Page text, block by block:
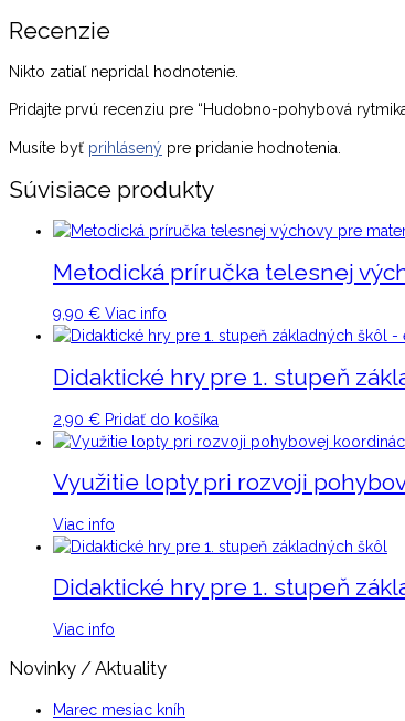
Recenzie
Nikto zatiaľ nepridal hodnotenie.
Pridajte prvú recenziu pre “Hudobno-pohybová
Musíte byť prihlásený pre pridanie hodnotenia.
Súvisiace produkty
Metodická príručka telesnej
9,90 € Viac info
Didaktické hry pre 1. stupeň
2,90 € Pridať do košíka
Využitie lopty pri rozvoji
Viac info
Didaktické hry pre 1. stupeň
Viac info
Novinky / Aktuality
Marec mesiac kníh